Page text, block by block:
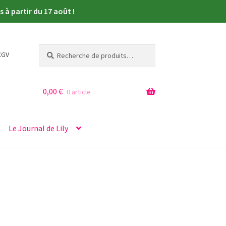
à partir du 17 août !
pour :
Le Journal de Lily
0,00 € 0 article